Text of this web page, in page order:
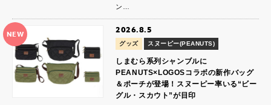
ン…
NEW 2026.8.5
グッズ スヌーピー(PEANUTS)
しまむら系列シャンブルに
PEANUTS×LOGOSコラボの新作バッグ
＆ポーチが登場！スヌーピー率いる“ビー
グル・スカウト”が目印